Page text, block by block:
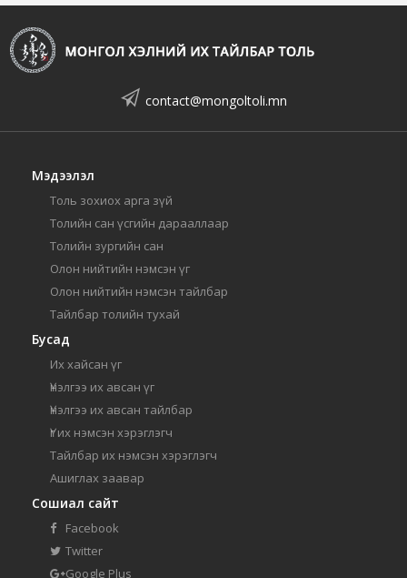
contact@mongoltoli.mn
Мэдээлэл
Толь зохиох арга зүй
Толийн сан үсгийн дарааллаар
Толийн зургийн сан
Олон нийтийн нэмсэн үг
Олон нийтийн нэмсэн тайлбар
Тайлбар толийн тухай
Бусад
Их хайсан үг
Үнэлгээ их авсан үг
Үнэлгээ их авсан тайлбар
Үг их нэмсэн хэрэглэгч
Тайлбар их нэмсэн хэрэглэгч
Ашиглах заавар
Сошиал сайт
Facebook
Twitter
Google Plus